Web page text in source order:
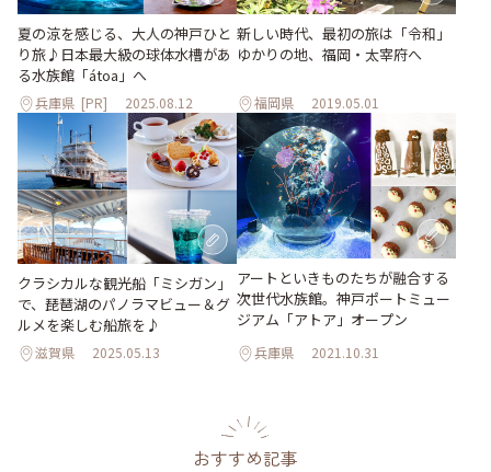
夏の涼を感じる、大人の神戸ひと
り旅♪日本最大級の球体水槽があ
る水族館「átoa」へ
兵庫県 [PR] 2025.08.12
新しい時代、最初の旅は「令和」
ゆかりの地、福岡・太宰府へ
福岡県 2019.05.01
クラシカルな観光船「ミシガン」
で、琵琶湖のパノラマビュー＆グ
ルメを楽しむ船旅を♪
滋賀県 2025.05.13
アートといきものたちが融合する
次世代水族館。神戸ポートミュー
ジアム「アトア」オープン
兵庫県 2021.10.31
おすすめ記事